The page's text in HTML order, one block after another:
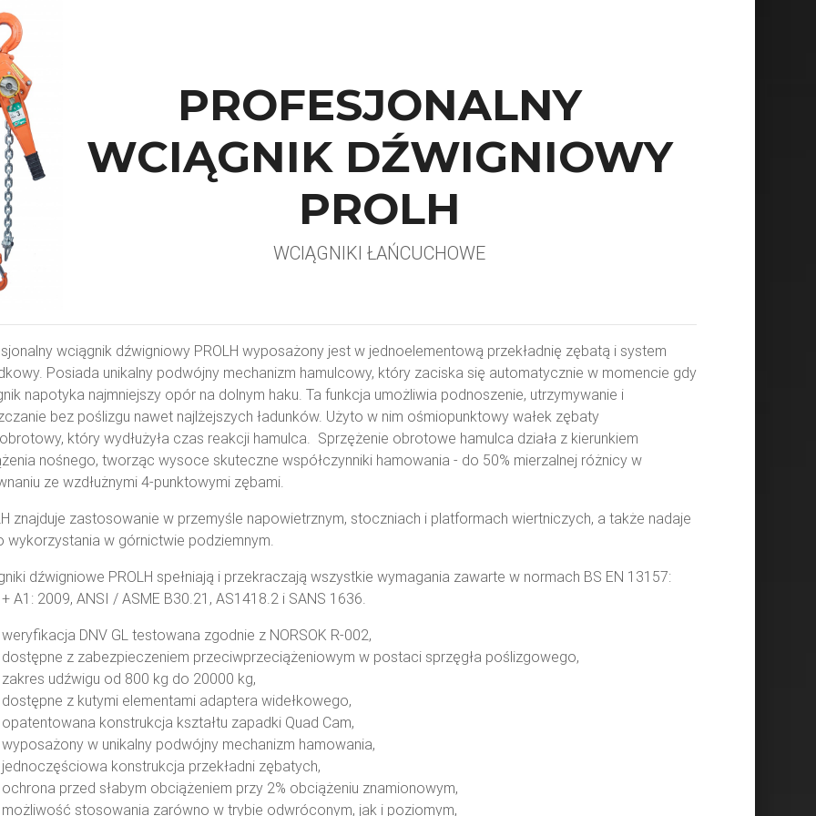
PROFESJONALNY
WCIĄGNIK DŹWIGNIOWY
PROLH
WCIĄGNIKI ŁAŃCUCHOWE
wciągnik dźwigniowy PROLH wyposażony jest w jednoelementową przekładnię zębatą i system
Posiada unikalny podwójny mechanizm hamulcowy, który zaciska się automatycznie w momencie gdy
napotyka najmniejszy opór na dolnym haku. Ta funkcja umożliwia podnoszenie, utrzymywanie i
bez poślizgu nawet najlżejszych ładunków. Użyto w nim ośmiopunktowy wałek zębaty
który wydłużyła czas reakcji hamulca. Sprzężenie obrotowe hamulca działa z kierunkiem
nośnego, tworząc wysoce skuteczne współczynniki hamowania - do 50% mierzalnej różnicy w
ze wzdłużnymi 4-punktowymi zębami.
znajduje zastosowanie w przemyśle napowietrznym, stoczniach i platformach wiertniczych, a także nadaje
wykorzystania w górnictwie podziemnym.
dźwigniowe PROLH spełniają i przekraczają wszystkie wymagania zawarte w normach BS EN 13157:
A1: 2009, ANSI / ASME B30.21, AS1418.2 i SANS 1636.
weryfikacja DNV GL testowana zgodnie z NORSOK R-002,
dostępne z zabezpieczeniem przeciwprzeciążeniowym w postaci sprzęgła poślizgowego,
zakres udźwigu od 800 kg do 20000 kg,
dostępne z kutymi elementami adaptera widełkowego,
opatentowana konstrukcja kształtu zapadki Quad Cam,
wyposażony w unikalny podwójny mechanizm hamowania,
jednoczęściowa konstrukcja przekładni zębatych,
ochrona przed słabym obciążeniem przy 2% obciążeniu znamionowym,
możliwość stosowania zarówno w trybie odwróconym, jak i poziomym,